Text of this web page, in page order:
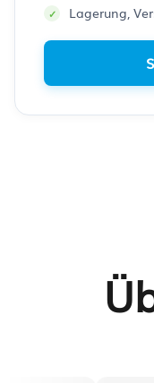
Lagerung,